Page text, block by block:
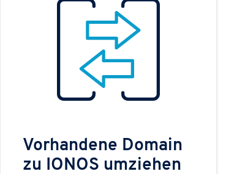
Vorhandene Domain
zu IONOS umziehen